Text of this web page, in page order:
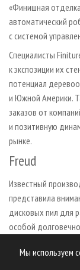
Мы используем
«Финишная
автоматический
с системой
Специалисты
к экспозиции их
потенциал
и Южной Америки.
заказов от
и позитивную
рынке.
Freud
Известный
представила
дисковых пил для
особой
переточек:
толщина напаек